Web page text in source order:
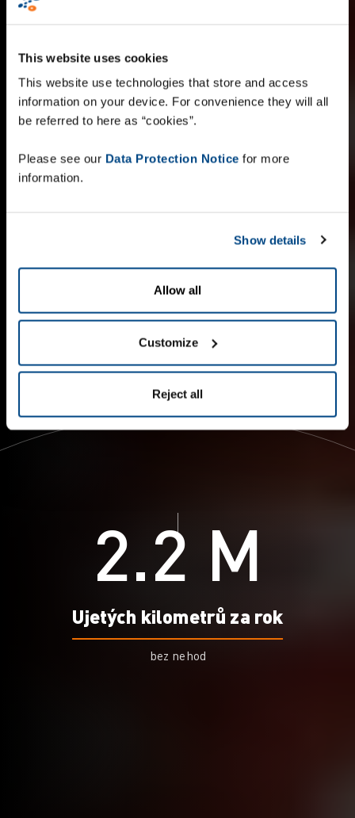
This website uses cookies
This website use technologies that store and access
information on your device. For convenience they will all
be referred to here as “cookies”.
Please see our Data Protection Notice for more
information.
Show details
Allow all
Customize
Reject all
1
2.2 M
Ujetých kilometrů za rok
bez nehod